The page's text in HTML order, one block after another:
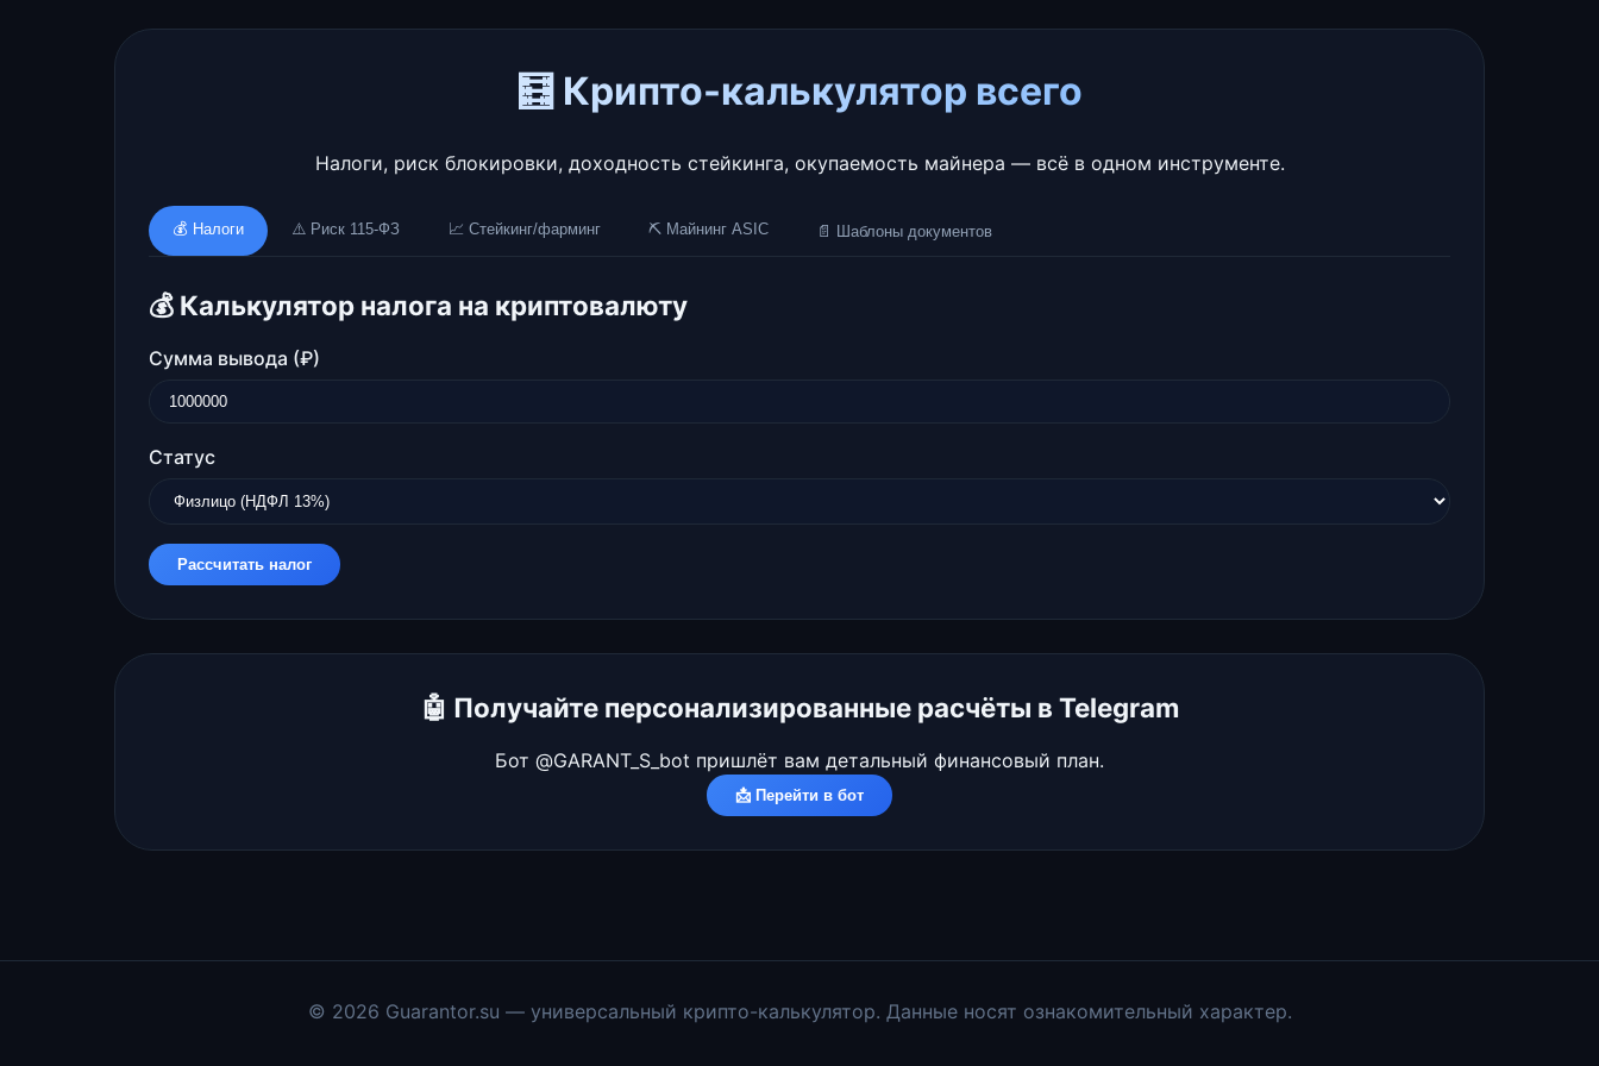
🧮 Крипто-калькулятор всего
Налоги, риск блокировки, доходность стейкинга, окупаемость майнера — всё в одном инструменте.
💰 Налоги ⚠️ Риск 115-ФЗ 📈 Стейкинг/фарминг ⛏️ Майнинг ASIC 📄 Шаблоны документов
💰 Калькулятор налога на криптовалюту
Сумма вывода (₽)
Статус
Рассчитать налог
🤖 Получайте персонализированные расчёты в Telegram
Бот @GARANT_S_bot пришлёт вам детальный финансовый план.
📩 Перейти в бот
© 2026 Guarantor.su — универсальный крипто-калькулятор. Данные носят ознакомительный характер.